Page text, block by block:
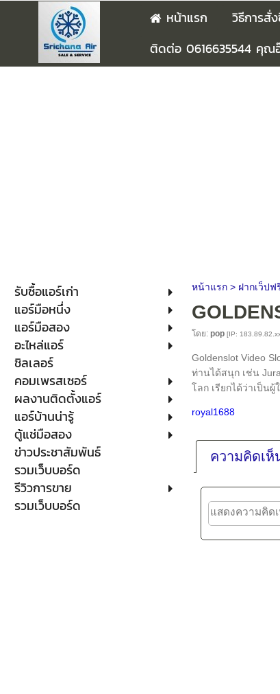
หน้าแรก วิธีการสั่
ติดต่อ 0616635544 คุณ
รับซื้อแอร์เก่า
แอร์มือหนึ่ง
แอร์มือสอง
อะไหล่แอร์
ชิลเลอร์
คอมเพรสเซอร์
ผลงานติดตั้งแอร์
แอร์บ้านน่ารู้
ตู้แช่มือสอง
ข่าวประชาสัมพันธ์
รวมเว็บบอร์ด
รีวิวการขาย
รวมเว็บบอร์ด
หน้าแรก> ฝากเว็ปฟ
โดย:pop [IP:
Goldenslot Video
ท่านได้สนุก เช่น
โลก เรียกได้ว่าเป็น
royal1688
ความคิดเห็